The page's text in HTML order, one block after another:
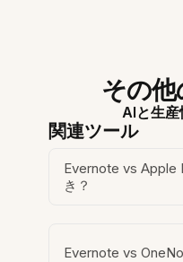
その
AIと生
関連ツール
Evernote vs Apple
き？
Evernote vs